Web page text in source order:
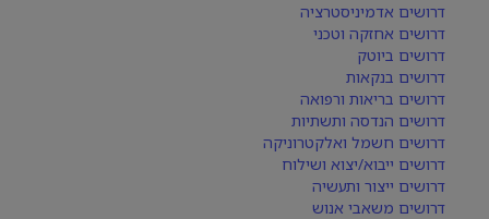
דרושים אדמיניסטרציה
דרושים אחזקה וטכני
דרושים ביוטק
דרושים בנקאות
דרושים בריאות ורפואה
דרושים הנדסה ותשתיות
דרושים חשמל ואלקטרוניקה
דרושים ייבוא/יצוא ושילוח
דרושים ייצור ותעשיה
דרושים משאבי אנוש